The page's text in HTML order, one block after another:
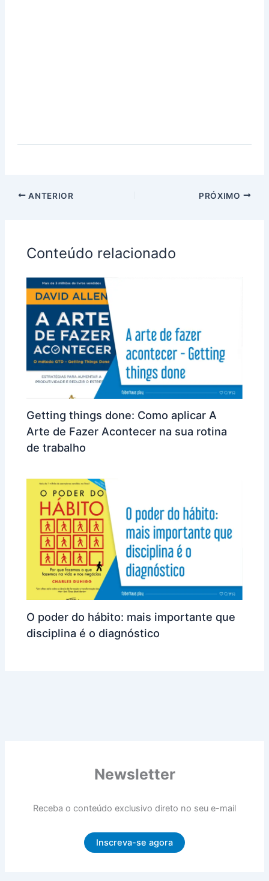
ANTERIOR PRÓXIMO
Conteúdo relacionado
Getting things done: Como aplicar A
Arte de Fazer Acontecer na sua rotina
de trabalho
O poder do hábito: mais importante que
disciplina é o diagnóstico
Newsletter
Receba o conteúdo exclusivo direto no seu e-mail
Inscreva-se agora